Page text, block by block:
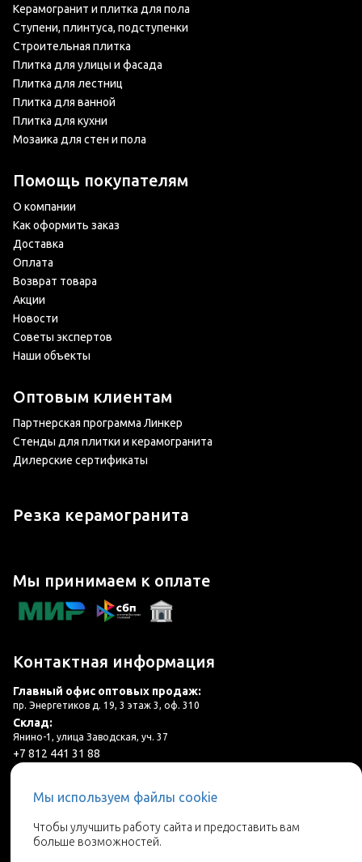
Керамогранит и плитка для пола
Ступени, плинтуса, подступенки
Строительная плитка
Плитка для улицы и фасада
Плитка для лестниц
Плитка для ванной
Плитка для кухни
Мозаика для стен и пола
Помощь покупателям
О компании
Как оформить заказ
Доставка
Оплата
Возврат товара
Акции
Новости
Советы экспертов
Наши объекты
Оптовым клиентам
Партнерская программа Линкер
Стенды для плитки и керамогранита
Дилерские сертификаты
Резка керамогранита
Мы принимаем к оплате
Контактная информация
Главный офис оптовых продаж:
пр. Энергетиков д. 19, 3 этаж 3, оф. 310
Склад:
Янино-1, улица Заводская, уч. 37
+7 812 441 31 88
plitka@lincer.ru
3 салона в г. Санкт-Петербург и ЛО
Мы используем файлы cookie
Чтобы улучшить работу сайта и предоставить вам
больше возможностей.